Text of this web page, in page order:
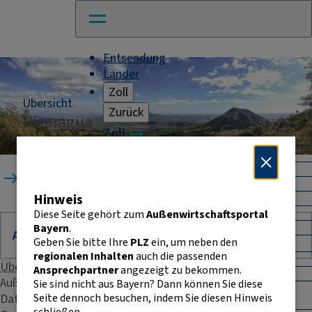
Entsendung
Länder
Zoll
Zurück
Zoll
Warenverkehr mit Drittländern
Warenursprung und Präferenzen
Warenverkehr innerhalb der EU
Allgemeines
Intrahandelsstatistik
Umsatzsteuer-
Identifikationsnummer
Übersicht
Nicaragua
Übersicht
Außenhandelsstatistik
Daten & Fakten
Hinweis
Diese Seite gehört zumAußenwirtschaftsportal
Bayern.
Geben Sie bitte Ihre PLZein, um neben den
regionalen Inhaltenauch die passenden
Ansprechpartnerangezeigt zu bekommen.
Sie sind nicht aus Bayern? Dann können Sie diese
Seite dennoch besuchen, indem Sie diesen Hinweis